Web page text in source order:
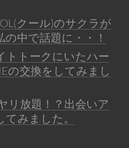
クール)のサクラが
中で話題に・・！
トトークにいたハー
の交換をしてみまし
リ放題！？出会いア
てみました。